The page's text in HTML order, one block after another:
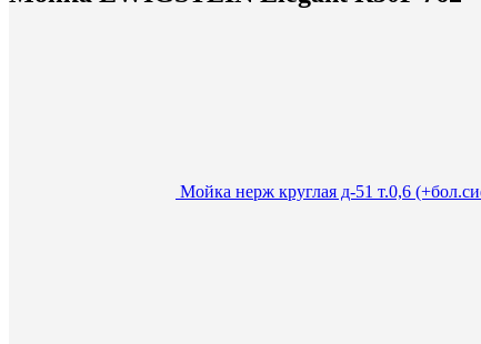
Мойка нерж круглая д-51 т.0,6